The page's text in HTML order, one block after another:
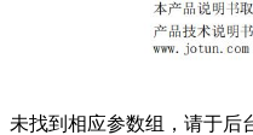
未找到相应参数组，请于